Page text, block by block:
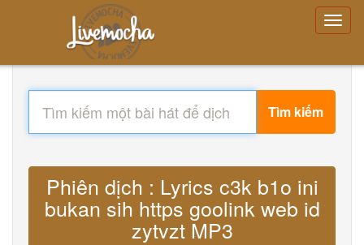
Tìm kiếm
Phiên dịch : Lyrics c3k b1o ini
bukan sih https goolink web id
zytvzt MP3